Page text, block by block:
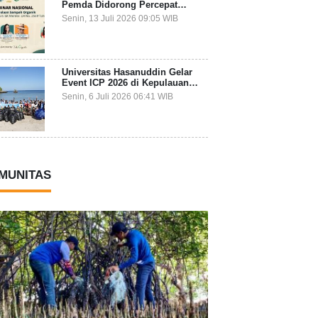
Pemda Didorong Percepat
Transformasi Pengelolaan
Sampah Organik dari Sumber
Senin, 13 Juli 2026 09:05 WIB
Universitas Hasanuddin Gelar
Event ICP 2026 di Kepulauan
Selayar, Mahasiswa dari 27
Negara Jadi Partisipan
Senin, 6 Juli 2026 06:41 WIB